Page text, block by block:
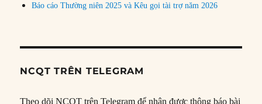
Báo cáo Thường niên 2025 và Kêu gọi tài trợ năm 2026
NCQT TRÊN TELEGRAM
Theo dõi NCQT trên Telegram để nhận được thông báo bài